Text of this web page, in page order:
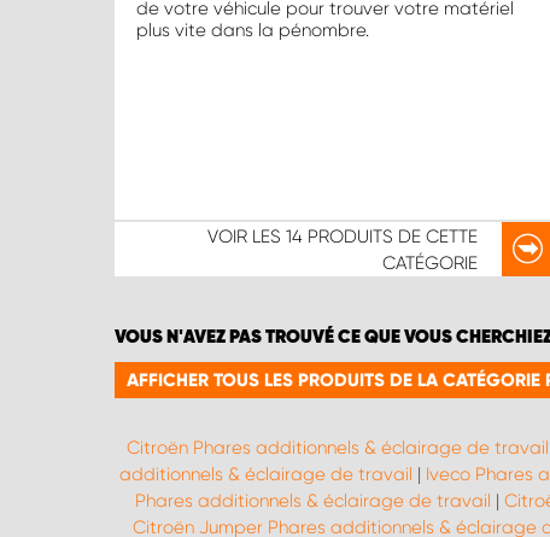
de votre véhicule pour trouver votre matériel
plus vite dans la pénombre.
VOIR LES 14 PRODUITS DE CETTE
CATÉGORIE
VOUS N'AVEZ PAS TROUVÉ CE QUE VOUS
AFFICHER TOUS LES PRODUITS DE LA
Citroën Phares additionnels & éclairage de travail
additionnels & éclairage de travail | Iveco Phares
Phares additionnels & éclairage de travail |
Citroën Jumper Phares additionnels & éclairage